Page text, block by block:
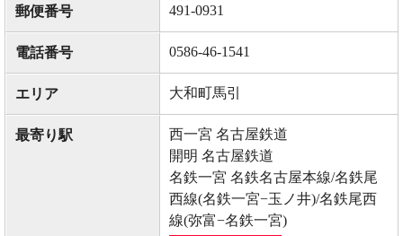
郵便番号 491-0931
電話番号 0586-46-1541
エリア 大和町馬引
最寄り駅
西一宮 名古屋鉄道
開明 名古屋鉄道
名鉄一宮 名鉄名古屋本線/名鉄尾
西線(名鉄一宮−玉ノ井)/名鉄尾西
線(弥富−名鉄一宮)